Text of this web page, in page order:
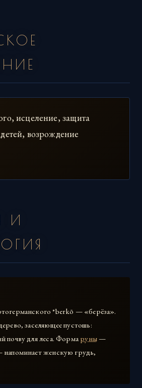
исцеление, защита
возрождение
И
*berkō — «берёза».
заселяющее пустошь:
почву для леса. Формаруны—
напоминает женскую грудь,